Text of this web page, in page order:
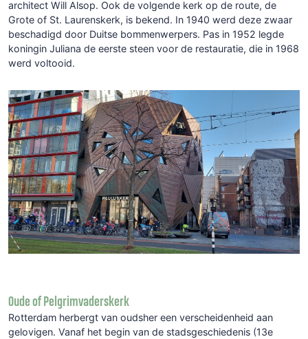
architect Will Alsop. Ook de volgende kerk op de route, de
Grote of St. Laurenskerk, is bekend. In 1940 werd deze zwaar
beschadigd door Duitse bommenwerpers. Pas in 1952 legde
koningin Juliana de eerste steen voor de restauratie, die in 1968
werd voltooid.
Oude of Pelgrimvaderskerk
Rotterdam herbergt van oudsher een verscheidenheid aan
gelovigen. Vanaf het begin van de stadsgeschiedenis (13e